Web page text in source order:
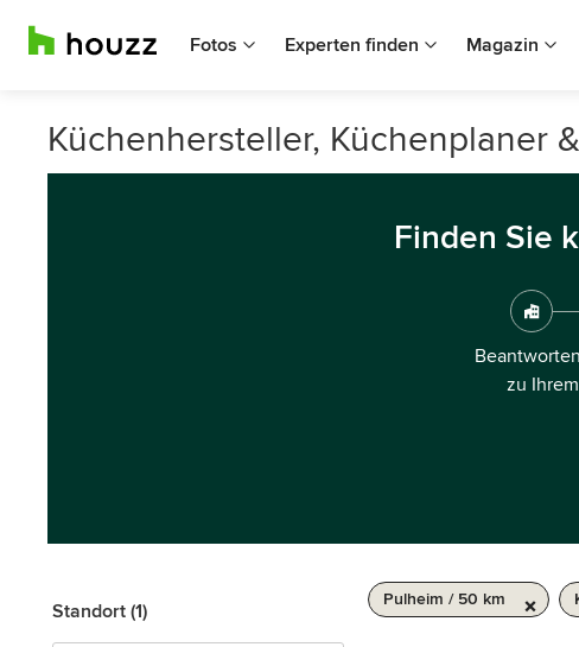
Fotos Experten finden Magazin
Küchenhersteller, Küchenplaner
Finden Sie
zu
Standort (1)
Pulheim / 50 km